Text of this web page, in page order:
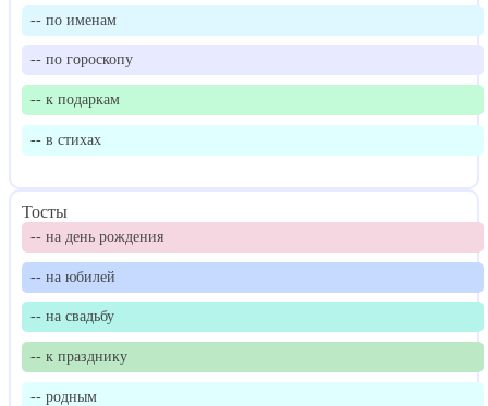
-- по именам
-- по гороскопу
-- к подаркам
-- в стихах
Тосты
-- на день рождения
-- на юбилей
-- на свадьбу
-- к празднику
-- родным